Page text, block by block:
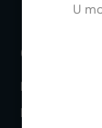
Ontdekken
FAQ
Historie
U